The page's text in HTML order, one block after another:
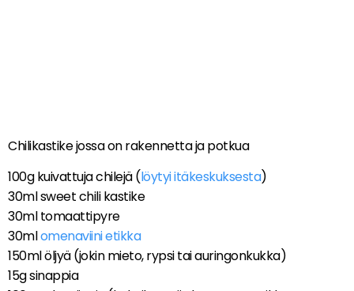
Chilikastike jossa on rakennetta ja potkua
100g kuivattuja chilejä (löytyi itäkeskuksesta)
30ml sweet chili kastike
30ml tomaattipyre
30mlomenaviini etikka
150ml öljyä (jokin mieto, rypsi tai auringonkukka)
15g sinappia